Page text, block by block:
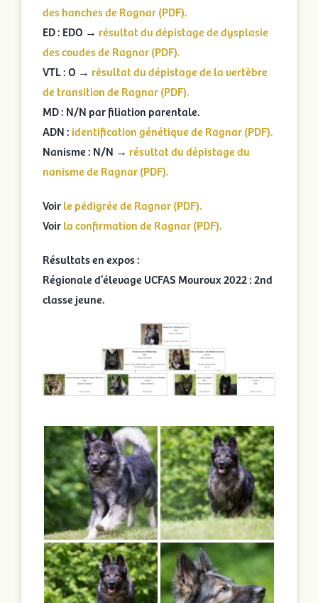
des hanches de Ragnar (PDF).
ED : EDO → résultat du dépistage de dysplasie
des coudes de Ragnar (PDF).
VTL : O → résultat du dépistage de la vertèbre
de transition de Ragnar (PDF).
MD : N/N par filiation parentale.
ADN : identification génétique de Ragnar (PDF).
Nanisme : N/N → résultat du dépistage du
nanisme de Ragnar (PDF).
Voirle pédigrée de Ragnar (PDF).
Voirla confirmation de Ragnar (PDF).
Résultats en expos :
Régionale d’élevage UCFAS Mouroux 2022 : 2nd
classe jeune.